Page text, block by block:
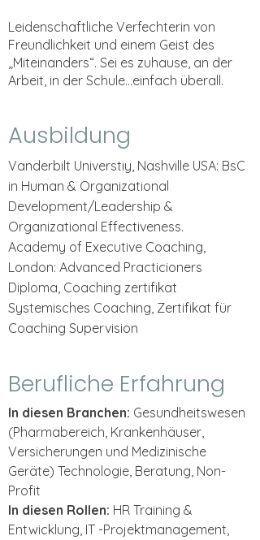
Leidenschaftliche Verfechterin von
Freundlichkeit und einem Geist des
„Miteinanders“. Sei es zuhause, an der
Arbeit, in der Schule...einfach überall.
Ausbildung
Vanderbilt Universtiy, Nashville USA: BsC
in Human & Organizational
Development/Leadership &
Organizational Effectiveness.
Academy of Executive Coaching,
London: Advanced Practicioners
Diploma, Coaching zertifikat
Systemisches Coaching, Zertifikat für
Coaching Supervision
Berufliche Erfahrung
In diesen Branchen: Gesundheitswesen
(Pharmabereich, Krankenhäuser,
Versicherungen und Medizinische
Geräte) Technologie, Beratung, Non-
Profit
In diesen Rollen: HR Training &
Entwicklung, IT -Projektmanagement,